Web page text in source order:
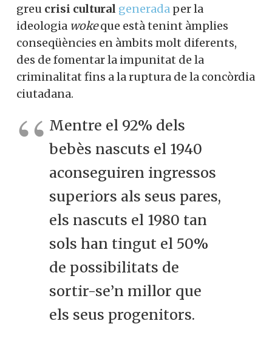
greu crisi cultural generada per la
ideologia wokeque està tenint àmplies
conseqüències en àmbits molt diferents,
des de fomentar la impunitat de la
criminalitat fins a la ruptura de la concòrdia
ciutadana.
Mentre el 92% dels
bebès nascuts el 1940
aconseguiren ingressos
superiors als seus pares,
els nascuts el 1980 tan
sols han tingut el 50%
de possibilitats de
sortir-se’n millor que
els seus progenitors.